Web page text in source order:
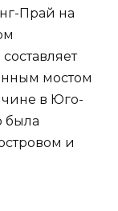
Прай на
мостом
в Юго-
была
и